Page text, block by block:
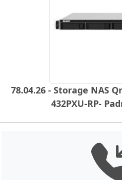
78.04.26 - Storage NAS
432PXU-RP-